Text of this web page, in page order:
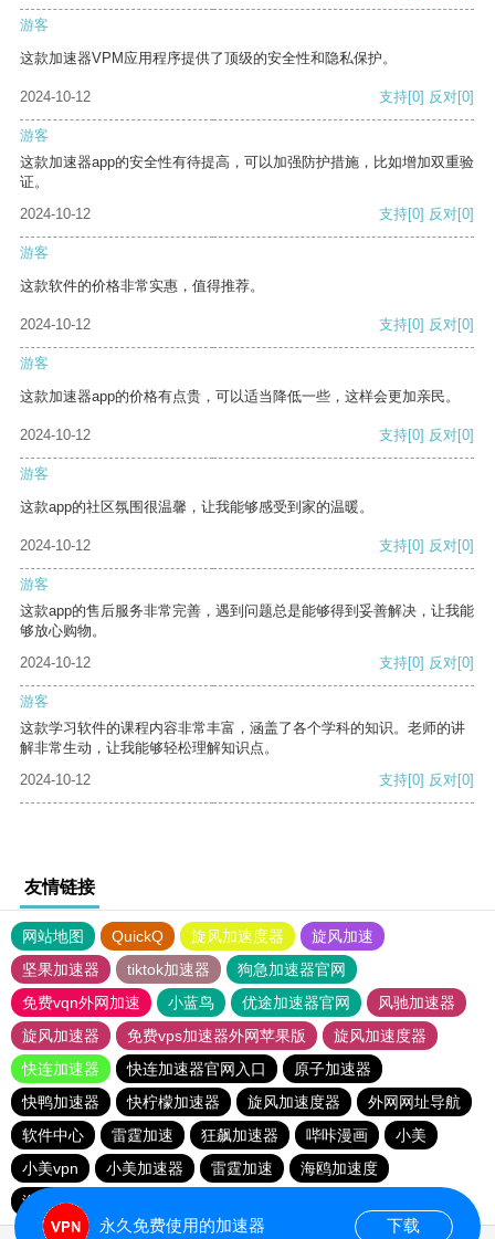
游客
这款加速器VPM应用程序提供了顶级的安全性和隐私保护。
2024-10-12 支持[0] 反对[0]
游客
这款加速器app的安全性有待提高，可以加强防护措施，比如增加双重验
证。
2024-10-12
支持[0] 反对[0]
游客
这款软件的价格非常实惠，值得推荐。
2024-10-12 支持[0] 反对[0]
游客
这款加速器app的价格有点贵，可以适当降低一些，这样会更加亲民。
2024-10-12 支持[0] 反对[0]
游客
这款app的社区氛围很温馨，让我能够感受到家的温暖。
2024-10-12 支持[0] 反对[0]
游客
这款app的售后服务非常完善，遇到问题总是能够得到妥善解决，让我能
够放心购物。
2024-10-12
支持[0] 反对[0]
游客
这款学习软件的课程内容非常丰富，涵盖了各个学科的知识。老师的讲
解非常生动，让我能够轻松理解知识点。
2024-10-12
支持[0] 反对[0]
友情链接
网站地图 QuickQ 旋风加速度器
旋风加速
坚果加速器
tiktok加速器
狗急加速器官网
免费vqn外网加速
小蓝鸟 优途加速器官网
风驰加速器
旋风加速器
免费vps加速器外网苹果版
旋风加速度器
快连加速器
快连加速器官网入口
原子加速器
快鸭加速器
快柠檬加速器 旋风加速度器
外网网址导航
软件中心
雷霆加速 狂飙加速器 哔咔漫画
小美
小美vpn
小美加速器 雷霆加速
海鸥加速度
海鸥加速器下载
永久免费使用的加速器 下载